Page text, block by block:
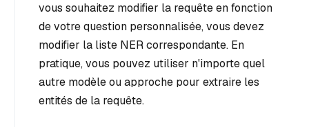
vous souhaitez modifier la requête en fonction
de votre question personnalisée, vous devez
modifier la liste NER correspondante. En
pratique, vous pouvez utiliser n'importe quel
autre modèle ou approche pour extraire les
entités de la requête.